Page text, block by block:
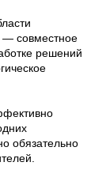
— совместное
решений
обязательно